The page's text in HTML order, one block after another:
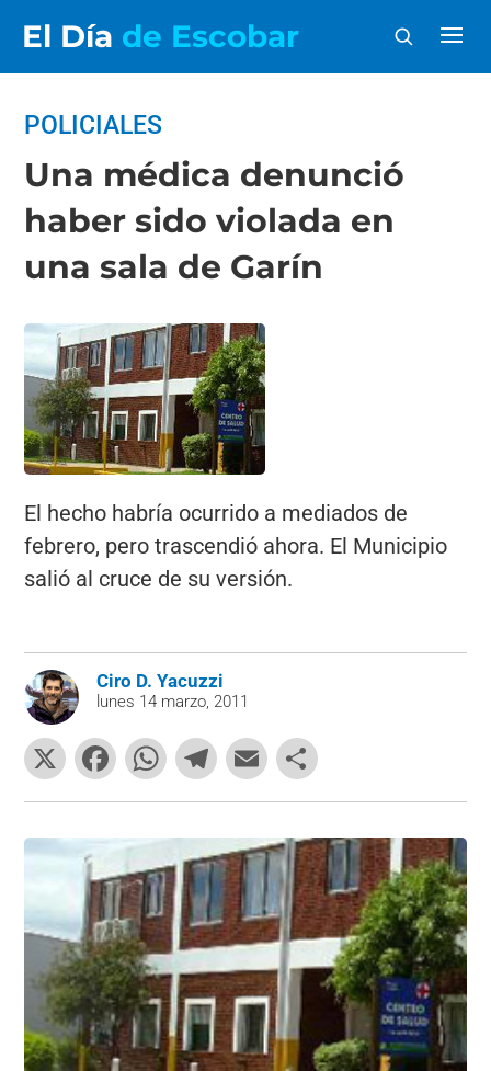
El Día de Escobar
POLICIALES
Una médica denunció
haber sido violada en
una sala de Garín
El hecho habría ocurrido a mediados de
febrero, pero trascendió ahora. El Municipio
salió al cruce de su versión.
Ciro D. Yacuzzi
lunes 14 marzo, 2011
X
F
a
c
e
b
o
o
k
W
h
at
s
A
p
p
T
el
e
gr
a
m
E
m
ai
l
o
m
p
ar
tir